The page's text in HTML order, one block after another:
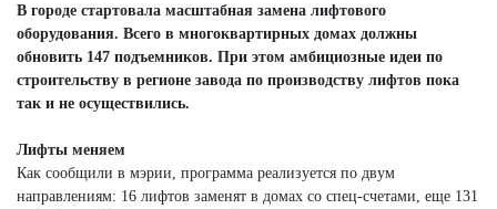
В городе стартовала масштабная замена лифтового
оборудования. Всего в многоквартирных домах должны
обновить 147 подъемников. При этом амбициозные идеи по
строительству в регионе завода по производству лифтов пока
так и не осуществились.
Лифты меняем
Как сообщили в мэрии, программа реализуется по двум
направлениям: 16 лифтов заменят в домах со спец-счетами, еще 131